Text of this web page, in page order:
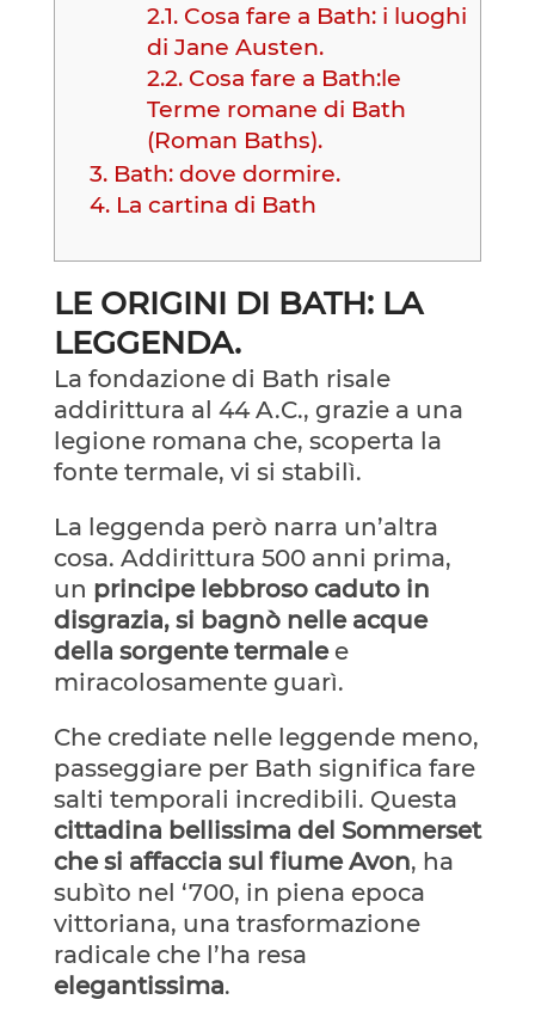
2.1. Cosa fare a Bath: i luoghi
di Jane Austen.
2.2. Cosa fare a Bath:le
Terme romane di Bath
(Roman Baths).
3.Bath: dove dormire.
4.La cartina di Bath
LE ORIGINI DI BATH: LA
LEGGENDA.
La fondazione di Bath risale
addirittura al 44 A.C., grazie a una
legione romana che, scoperta la
fonte termale, vi si stabilì.
La leggenda però narra un’altra
cosa. Addirittura 500 anni prima,
un principe lebbroso caduto in
disgrazia, si bagnò nelle acque
della sorgente termalee
miracolosamente guarì.
Che crediate nelle leggende meno,
passeggiare per Bath significa fare
salti temporali incredibili. Questa
cittadina bellissima del Sommerset
che si affaccia sul fiume Avon, ha
subìto nel ‘700, in piena epoca
vittoriana, una trasformazione
radicale che l’ha resa
elegantissima.